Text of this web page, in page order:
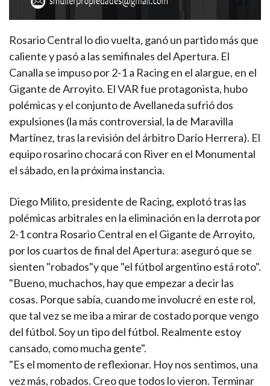
Rosario Central lo dio vuelta, ganó un partido más que
caliente y pasó a las semifinales del Apertura. El
Canalla se impuso por 2-1 a Racing en el alargue, en el
Gigante de Arroyito. El VAR fue protagonista, hubo
polémicas y el conjunto de Avellaneda sufrió dos
expulsiones (la más controversial, la de Maravilla
Martínez, tras la revisión del árbitro Darío Herrera). El
equipo rosarino chocará con River en el Monumental
el sábado, en la próxima instancia.
Diego Milito, presidente de Racing, explotó tras las
polémicas arbitrales en la eliminación en la derrota por
2-1 contra Rosario Central en el Gigante de Arroyito,
por los cuartos de final del Apertura: aseguró que se
sienten "robados"y que "el fútbol argentino está roto".
"Bueno, muchachos, hay que empezar a decir las
cosas. Porque sabía, cuando me involucré en este rol,
que tal vez se me iba a mirar de costado porque vengo
del fútbol. Soy un tipo del fútbol. Realmente estoy
cansado, como mucha gente".
"Es el momento de reflexionar. Hoy nos sentimos, una
vez más, robados. Creo que todos lo vieron. Terminar